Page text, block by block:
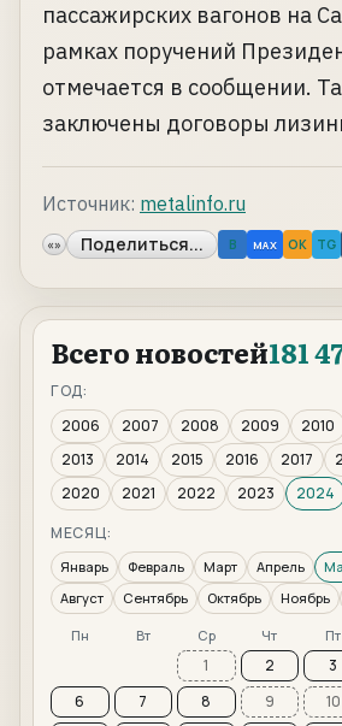
пассажирских вагонов на
рамках поручений
отмечается в сообщении.
заключены договоры
Источник: metalinfo.ru
«» Поделиться... B MAX OK TG
Всего новостей181
ГОД:
2006
2007 2008 2009 2010
2013
2014 2015 2016 2017
2020
2021 2022 2023 2024
МЕСЯЦ:
Январь Февраль Март Апрель
Август
Сентябрь Октябрь Ноябрь
Пн Вт Ср Чт Пт
1 2 3
6
7 8 9 10